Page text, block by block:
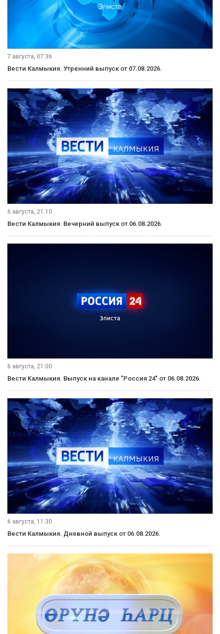
7 августа, 07:36
Вести Калмыкия. Утренний выпуск от 07.08.2026.
6 августа, 21:10
Вести Калмыкия. Вечерний выпуск от 06.08.2026.
6 августа, 21:00
Вести Калмыкия. Выпуск на канале "Россия 24" от 06.08.2026.
6 августа, 11:30
Вести Калмыкия. Дневной выпуск от 06.08.2026.